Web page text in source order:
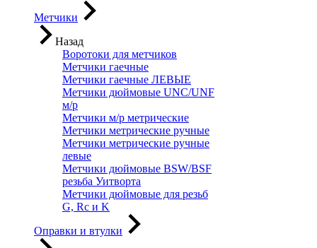
Метчики
Назад
Воротоки для метчиков
Метчики гаечные
Метчики гаечные ЛЕВЫЕ
Метчики дюймовые UNC/UNF
м/р
Метчики м/р метрические
Метчики метрические ручные
Метчики метрические ручные
левые
Метчики дюймовые BSW/BSF
резьба Уитворта
Метчики дюймовые для резьб
G, Rc и K
Оправки и втулки